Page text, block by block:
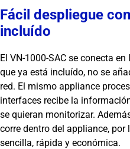
Fácil despliegue
incluído
El VN-1000-SAC se conecta
que ya está incluído, no se
red. El mismo appliance
interfaces recibe la
se quieran monitorizar.
corre dentro del appliance,
sencilla, rápida y económica.